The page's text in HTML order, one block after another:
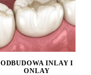
ODBUDOWA INLAY I
ONLAY